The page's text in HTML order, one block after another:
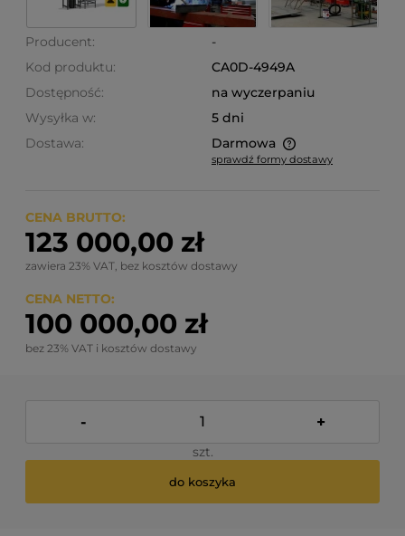
Producent:
-
Kod produktu:
CA0D-4949A
Dostępność:
na wyczerpaniu
Wysyłka w:
5 dni
Dostawa:
Darmowa
Cena nie zawiera ewentualnych kosztów płatności
sprawdź formy dostawy
CENA BRUTTO:
123 000,00 zł
zawiera 23% VAT, bez kosztów dostawy
CENA NETTO:
100 000,00 zł
bez 23% VAT i kosztów dostawy
- +
szt.
do koszyka